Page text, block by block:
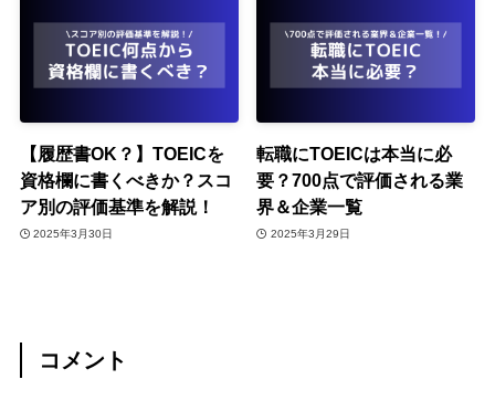
【履歴書OK？】TOEICを
資格欄に書くべきか？スコ
ア別の評価基準を解説！
2025年3月30日
転職にTOEICは本当に必
要？700点で評価される業
界＆企業一覧
2025年3月29日
コメント